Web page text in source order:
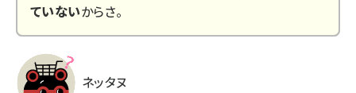
ていないからさ。
ネッタヌ